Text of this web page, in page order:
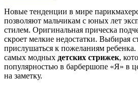
Новые тенденции в мире
позволяют мальчикам с юных лет
стилем. Оригинальная прическа
скроет мелкие недостатки. Выбирая
прислушаться к пожеланиям
самых модных детских стрижек,
популярностью в барбершопе «Я» в
на заметку.